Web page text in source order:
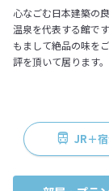
心なごむ日本建築の
温泉を代表する館で
もまして絶品の味を
評を頂いて居ります。
JR＋